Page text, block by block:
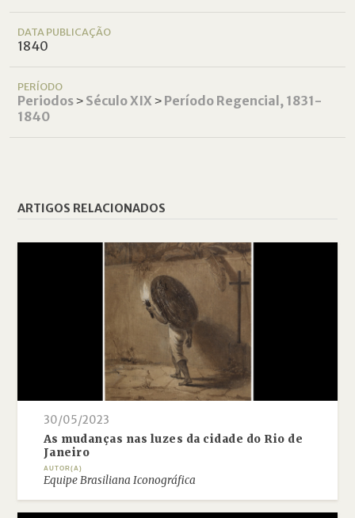
DATA PUBLICAÇÃO
1840
PERÍODO
Periodos˃ Século XIX ˃ Período Regencial, 1831-
1840
ARTIGOS RELACIONADOS
30/05/2023
As mudanças nas luzes da cidade do Rio de
Janeiro
AUTOR(A)
Equipe Brasiliana Iconográfica